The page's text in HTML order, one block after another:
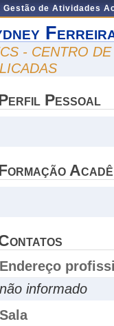
Gestão de Atividades
- CENTRO
Pessoal
Endereço
não informado
Sala